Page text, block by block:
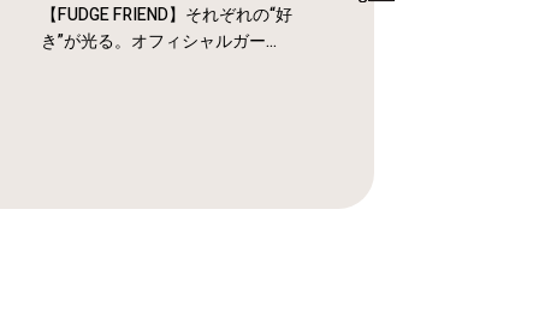
【FUDGE FRIEND】それぞれの“好
き”が光る。オフィシャルガー...